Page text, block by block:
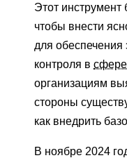
Этот инструмент
чтобы внести
для
контроля в
организациям
стороны
как внедрить
В ноябре 2024